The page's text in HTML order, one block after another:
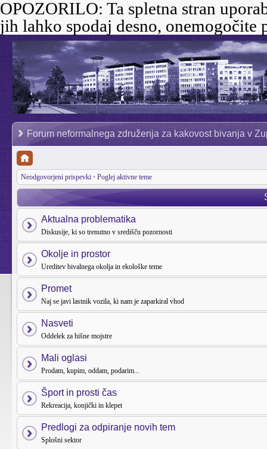
OPOZORILO: Ta spletna stran
jih lahko spodaj desno, onemogočite
Forum neformalnega združenja za kakovost bivanja v
Neodgovorjeni prispevki • Poglej aktivne teme
Aktualna problematika
Diskusije, ki so trenutno v središču pozornosti
Okolje in prostor
Ureditev bivalnega okolja in ekološke teme
Promet
Naj se javi lastnik vozila, ki nam je zaparkiral vhod
Nasveti
Oddelek za hišne mojstre
Mali oglasi
Prodam, kupim, oddam, podarim...
Šport in prosti čas
Rekreacija, konjički in klepet
Predlogi za odpiranje novih tem
Splošni sektor